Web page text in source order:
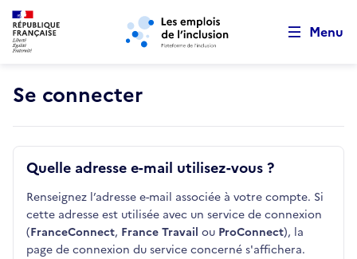
Aller au menu principal Aller au contenu principal
Menu
Se connecter
Quelle adresse e-mail utilisez-vous ?
Renseignez l’adresse e-mail associée à votre compte. Si
cette adresse est utilisée avec un service de connexion
(FranceConnect, France Travail ou ProConnect), la
page de connexion du service concerné s'affichera.
Retour au début de la page
Panneau de gestion des cookies